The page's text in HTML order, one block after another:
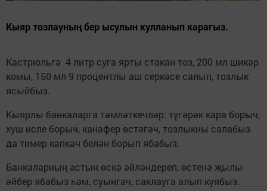
Кыяр тозлауның бер ысулын кулланып карагыз.
Кастрюльгә 4 литр суга ярты стакан тоз, 200 мл шикәр
комы, 150 мл 9 процентлы аш серкәсе салып, тозлык
ясыйбыз.
Кыярлы банкаларга тәмләткечләр: түгәрәк кара борыч,
хуш исле борыч, канәфер өстәгәч, тозлыкны салабыз
да тимер капкач белән борып ябабыз.
Банкаларның астын өскә әйләндереп, өстенә җылы
әйбер ябабыз һәм, суынгач, саклауга алып куябыз.